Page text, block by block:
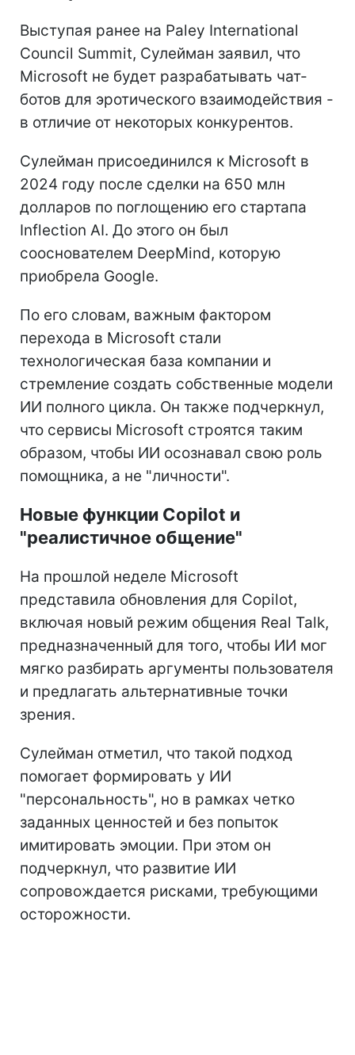
Выступая ранее на Paley International
Council Summit, Сулейман заявил, что
Microsoft не будет разрабатывать чат-
ботов для эротического взаимодействия -
в отличие от некоторых конкурентов.
Сулейман присоединился к Microsoft в
2024 году после сделки на 650 млн
долларов по поглощению его стартапа
Inflection AI. До этого он был
сооснователем DeepMind, которую
приобрела Google.
По его словам, важным фактором
перехода в Microsoft стали
технологическая база компании и
стремление создать собственные модели
ИИ полного цикла. Он также подчеркнул,
что сервисы Microsoft строятся таким
образом, чтобы ИИ осознавал свою роль
помощника, а не "личности".
Новые функции Copilot и
"реалистичное общение"
На прошлой неделе Microsoft
представила обновления для Copilot,
включая новый режим общения Real Talk,
предназначенный для того, чтобы ИИ мог
мягко разбирать аргументы пользователя
и предлагать альтернативные точки
зрения.
Сулейман отметил, что такой подход
помогает формировать у ИИ
"персональность", но в рамках четко
заданных ценностей и без попыток
имитировать эмоции. При этом он
подчеркнул, что развитие ИИ
сопровождается рисками, требующими
осторожности.